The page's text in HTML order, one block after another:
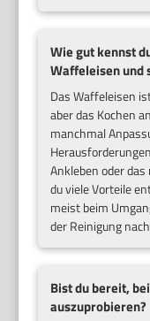
Wie gut kennst
Waffeleisen und
Das Waffeleisen
aber das Kochen
manchmal
Ankleben oder
du viele Vorteile
meist beim
der Reinigung
Bist du bereit,
auszuprobieren?